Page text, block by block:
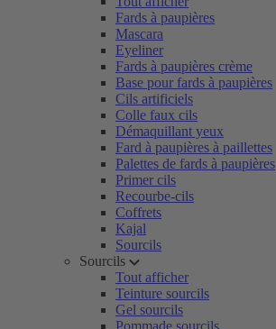
Fards à paupières
Mascara
Eyeliner
Fards à paupières crème
Base pour fards à paupières
Cils artificiels
Colle faux cils
Démaquillant yeux
Fard à paupières à paillettes
Palettes de fards à paupières
Primer cils
Recourbe-cils
Coffrets
Kajal
Sourcils
Sourcils
Tout afficher
Teinture sourcils
Gel sourcils
Pommade sourcils